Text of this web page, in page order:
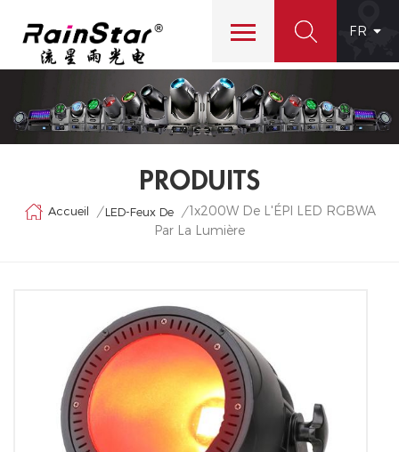
FR
PRODUITS
Accueil / LED-Feux De / 1x200W De L'ÉPI LED RGBWA
Par La Lumière